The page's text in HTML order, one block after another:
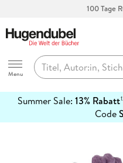
100 Tage
Hugendubel
Menu
Summer Sale: 13% Rabatt
Code
erfahren